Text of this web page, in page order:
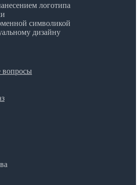
логотипа
символикой
дизайну